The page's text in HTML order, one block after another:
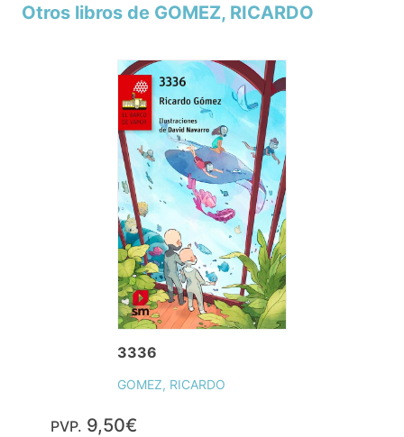
Otros libros de GOMEZ, RICARDO
3336
GOMEZ, RICARDO
PVP. 9,50€